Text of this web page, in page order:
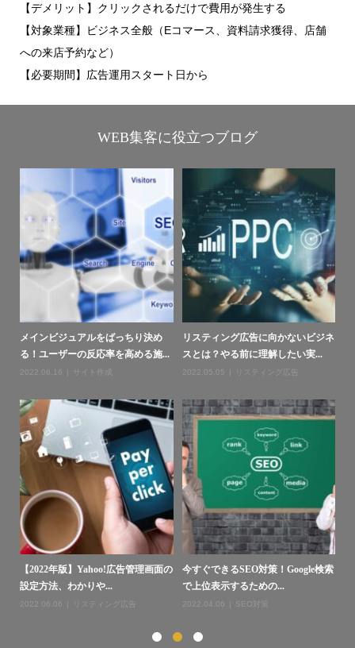
​【デメリット】クリックされるだけで費用が発生する
【対象業種】ビジネス全般（Eコマース、資料請求獲得、店舗
への来店予約など）
​【必要期間】広告運用スタート日から
WEB集客に役立つブログ
【リスティング広告】成功する運用
のコツとは？決めておきたい4...
2022.05.10 リスティング広告
店舗経営者が考えるべき「検索意
図」とは？お客様目線のGoog...
2022.05.04 SEO対策
Web集客にはどんな方法があるの
か？基礎知識とそれぞれの違い...
2022.04.30 WEB集客
キーワード出現率は気にするべき？
SEO対策に必要な思考とは
2022.06.01 SEO対策